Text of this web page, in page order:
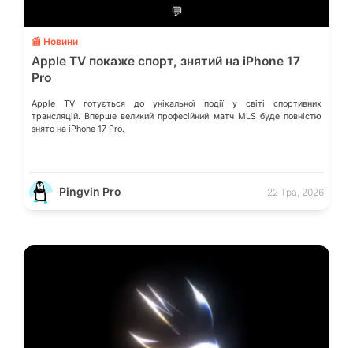
💬
📰 Новини
Apple TV покаже спорт, знятий на iPhone 17
Pro
Apple TV готується до унікальної події у світі спортивних
трансляцій. Вперше великий професійний матч MLS буде повністю
знято на iPhone 17 Pro.
Pingvin Pro 22 Тра, 2026